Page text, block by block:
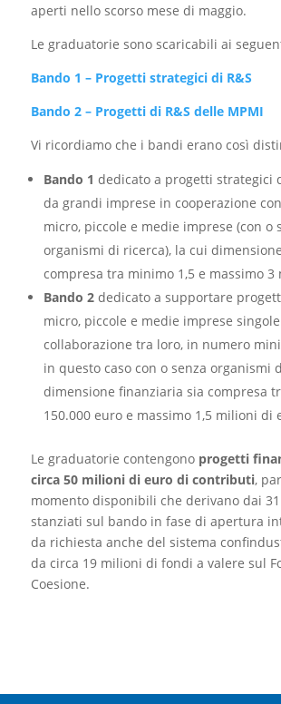
aperti nello scorso mese di maggio.
Le graduatorie sono scaricabili ai
Bando 1 – Progetti strategici di R&S
Bando 2 – Progetti di R&S delle MPMI
Vi ricordiamo che i bandi erano così
Bando 1 dedicato a progetti strategici
da grandi imprese in cooperazione
micro, piccole e medie imprese (con o
organismi di ricerca), la cui
compresa tra minimo 1,5 e massimo
Bando 2dedicato a supportare
micro, piccole e medie imprese
collaborazione tra loro, in numero
in questo caso con o senza organismi
dimensione finanziaria sia compresa
150.000 euro e massimo 1,5 milioni di
Le graduatorie contengono progetti
circa 50 milioni di euro di contributi,
momento disponibili che derivano dai
stanziati sul bando in fase di apertura
da richiesta anche del sistema
da circa 19 milioni di fondi a valere sul
Coesione.